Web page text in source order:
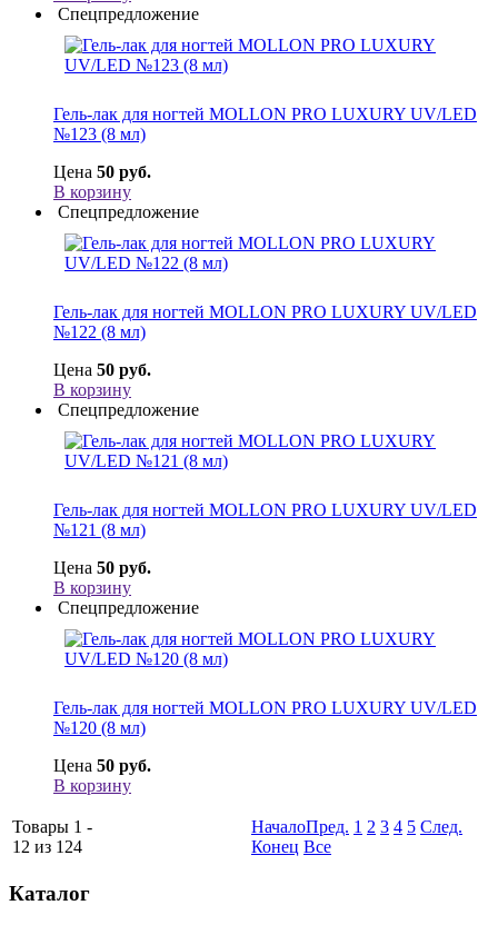
Спецпредложение
Гель-лак для ногтей MOLLON PRO LUXURY UV/LED
№123 (8 мл)
Цена 50 руб.
В корзину
Спецпредложение
Гель-лак для ногтей MOLLON PRO LUXURY UV/LED
№122 (8 мл)
Цена 50 руб.
В корзину
Спецпредложение
Гель-лак для ногтей MOLLON PRO LUXURY UV/LED
№121 (8 мл)
Цена 50 руб.
В корзину
Спецпредложение
Гель-лак для ногтей MOLLON PRO LUXURY UV/LED
№120 (8 мл)
Цена 50 руб.
В корзину
Товары 1 -
12 из 124
НачалоПред. 1 2 3 4 5 След.
Конец Все
Каталог